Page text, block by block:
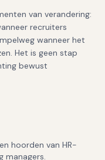
van verandering:
recruiters
wanneer het
Het is geen stap
bewust
hoorden van HR-
managers.